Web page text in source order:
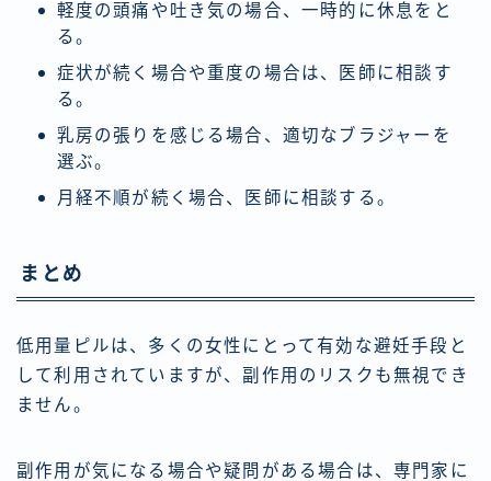
軽度の頭痛や吐き気の場合、一時的に休息をと
る。
症状が続く場合や重度の場合は、医師に相談す
る。
乳房の張りを感じる場合、適切なブラジャーを
選ぶ。
月経不順が続く場合、医師に相談する。
まとめ
低用量ピルは、多くの女性にとって有効な避妊手段と
して利用されていますが、副作用のリスクも無視でき
ません。
副作用が気になる場合や疑問がある場合は、専門家に